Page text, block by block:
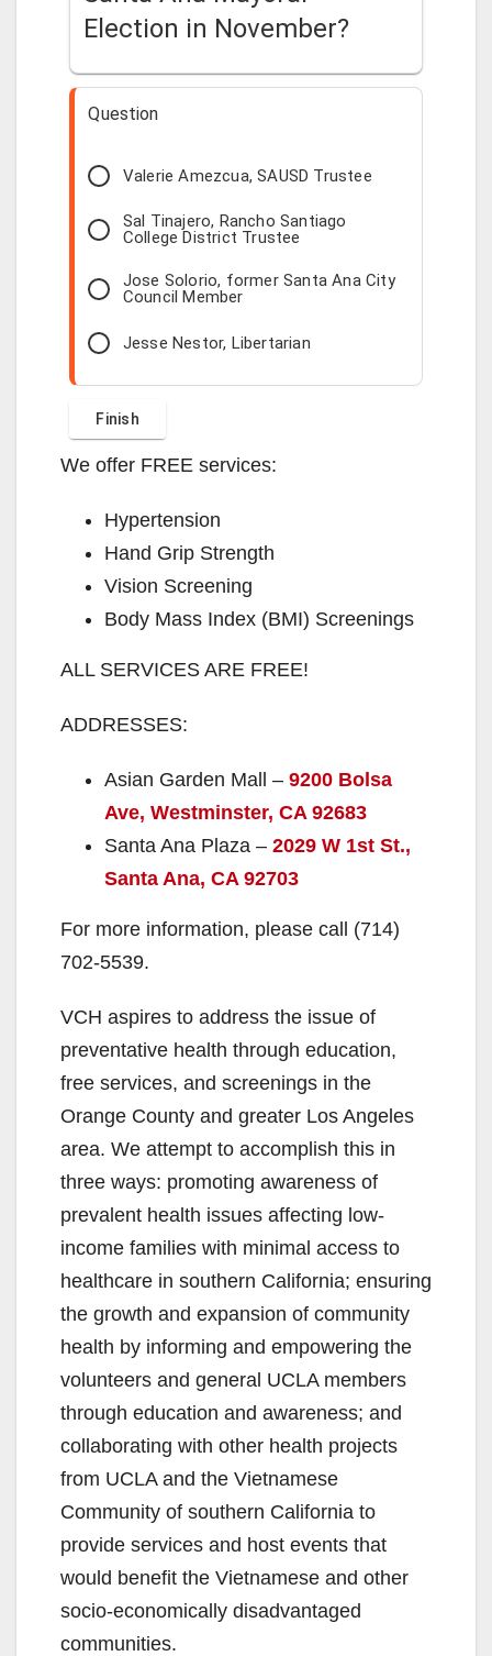
Election in November?
Question
Valerie Amezcua, SAUSD Trustee
Sal Tinajero, Rancho Santiago
College District Trustee
Jose Solorio, former Santa Ana City
Council Member
Jesse Nestor, Libertarian
We offer FREE services:
Hypertension
Hand Grip Strength
Vision Screening
Body Mass Index (BMI) Screenings
ALL SERVICES ARE FREE!
ADDRESSES:
Asian Garden Mall – 9200 Bolsa
Ave, Westminster, CA 92683
Santa Ana Plaza – 2029 W 1st St.,
Santa Ana, CA 92703
For more information, please call (714)
702-5539.
VCH aspires to address the issue of
preventative health through education,
free services, and screenings in the
Orange County and greater Los Angeles
area. We attempt to accomplish this in
three ways: promoting awareness of
prevalent health issues affecting low-
income families with minimal access to
healthcare in southern California; ensuring
the growth and expansion of community
health by informing and empowering the
volunteers and general UCLA members
through education and awareness; and
collaborating with other health projects
from UCLA and the Vietnamese
Community of southern California to
provide services and host events that
would benefit the Vietnamese and other
socio-economically disadvantaged
communities.